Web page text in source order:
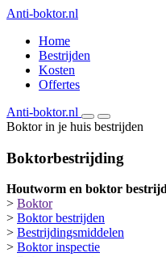
Anti-boktor.nl
Home
Bestrijden
Kosten
Offertes
Anti-boktor.nl
Boktor in je huis bestrijden
Boktorbestrijding
Houtworm en boktor
> Boktor
> Boktor bestrijden
> Bestrijdingsmiddelen
> Boktor inspectie